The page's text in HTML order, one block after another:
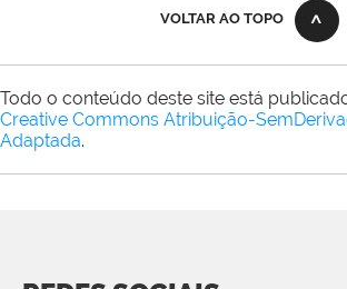
VOLTAR AO TOPO
Todo o conteúdo deste site está
Creative Commons Atribuição-
Adaptada.